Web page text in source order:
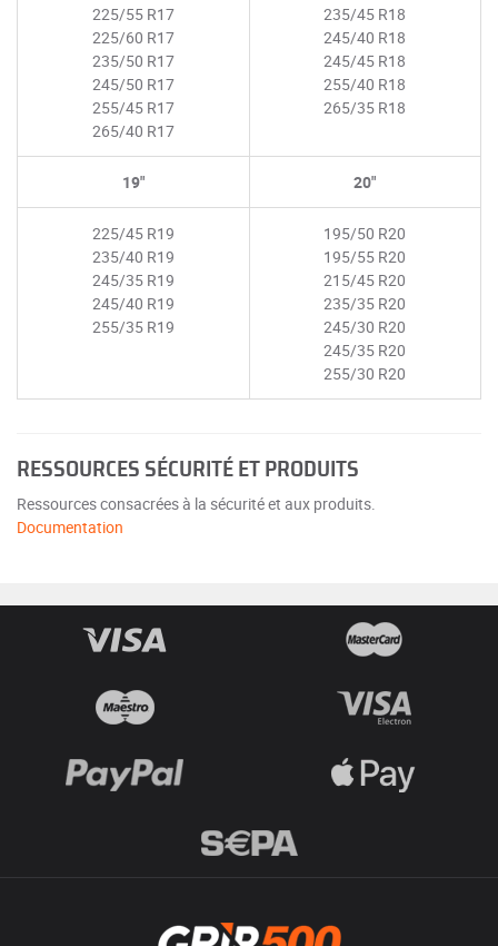
225/55 R17
225/60 R17
235/50 R17
245/50 R17
255/45 R17
265/40 R17
235/45 R18
245/40 R18
245/45 R18
255/40 R18
265/35 R18
19"
225/45 R19
235/40 R19
245/35 R19
245/40 R19
255/35 R19
20"
195/50 R20
195/55 R20
215/45 R20
235/35 R20
245/30 R20
245/35 R20
255/30 R20
RESSOURCES SÉCURITÉ ET PRODUITS
Ressources consacrées à la sécurité et aux produits.
Documentation